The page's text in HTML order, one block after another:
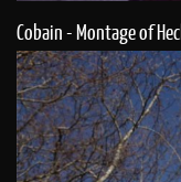
Cobain - Montage of